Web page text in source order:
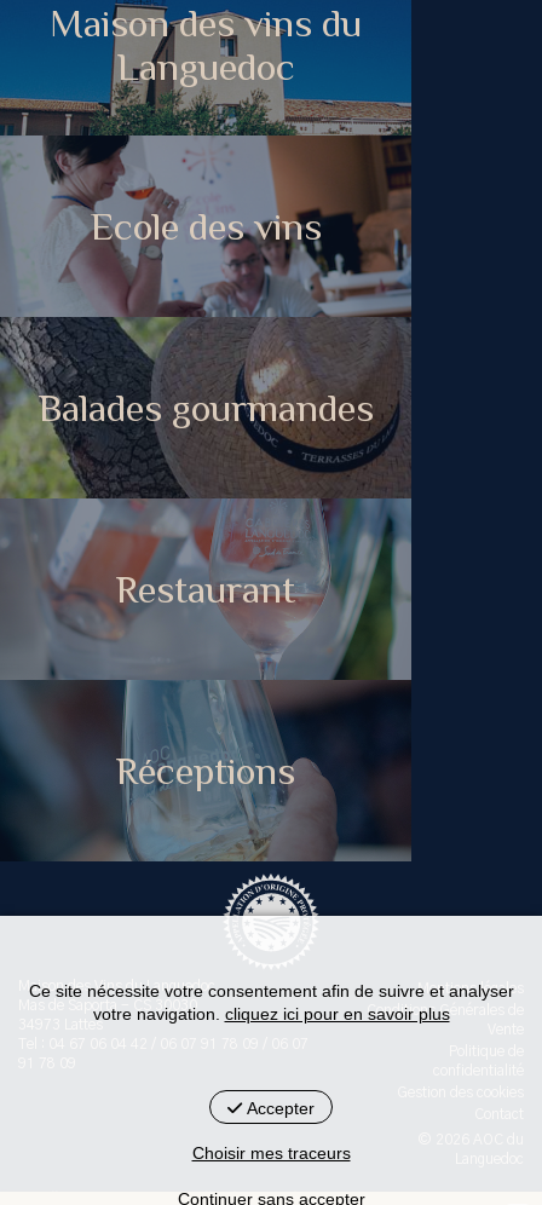
Maison des vins du
Languedoc
Ecole des vins
Balades gourmandes
Restaurant
Réceptions
Maison des Vins du Languedoc
Mas de Saporta - CS 30030
34973 Lattes
Mentions légales
Conditions Générales de
< id="str-pied-mention">L'abus d’alcool est dangereux pour la
Ce site nécessite votre consentement afin de suivre et analyser
votre navigation. cliquez ici pour en savoir plus
Accepter
Choisir mes traceurs
Continuer sans accepter